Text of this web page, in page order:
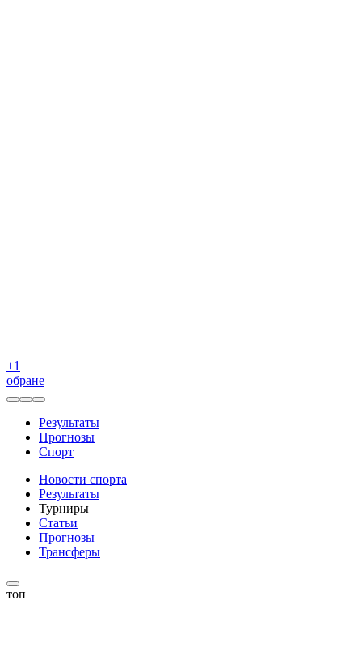
+1
обране
Результаты
Прогнозы
Спорт
Новости спорта
Результаты
Турниры
Статьи
Прогнозы
Трансферы
топ